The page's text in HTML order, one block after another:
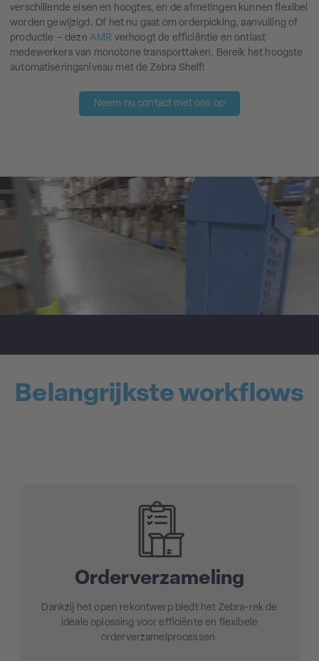
verschillende eisen en hoogtes, en de afmetingen kunnen flexibel
worden gewijzigd. Of het nu gaat om orderpicking, aanvulling of
productie – deze AMR verhoogt de efficiëntie en ontlast
medewerkers van monotone transporttaken. Bereik het hoogste
automatiseringsniveau met de Zebra Shelf!
Neem nu contact met ons op
Belangrijkste workflows
Orderverzameling
Dankzij het open rekontwerp biedt het Zebra-rek de
ideale oplossing voor efficiënte en flexibele
orderverzamelprocessen.